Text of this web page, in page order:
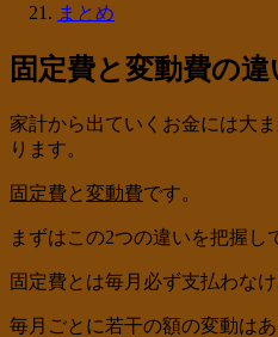
まとめ
固定費と変動費の違
家計から出ていくお金には大
ります。
固定費 と変動費です。
まずはこの2つの違いを把握し
固定費とは毎月必ず支払わな
毎月ごとに若干の額の変動は